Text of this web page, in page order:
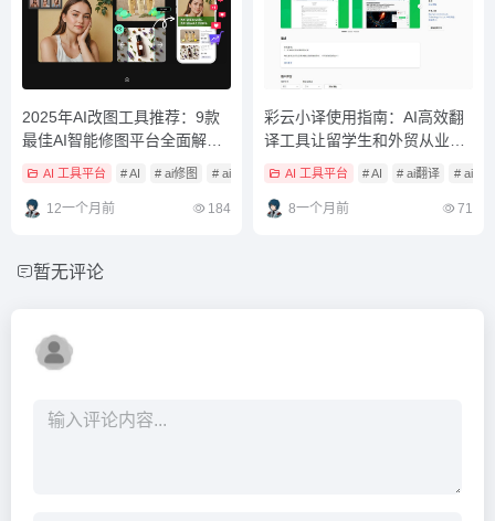
2025年AI改图工具推荐：9款
最佳AI智能修图平台全面解析
（免费与付费选择）
AI 工具平台 # AI # ai修图 # ai图片生成
12一个月前 184
彩云小译使用指南：AI高效翻
译工具让留学生和外贸从业者
事半功倍
AI 工具平台 # AI # ai翻译 # ai翻
8一个月前 71
暂无评论